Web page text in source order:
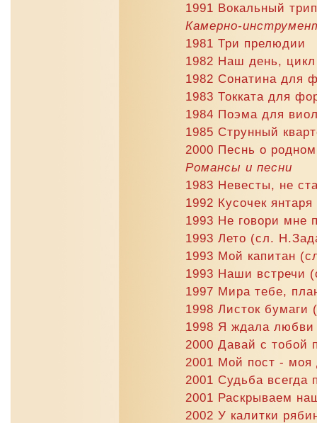
1991 Вокальный
Камерно-
1981 Три прелюдии
1982 Наш день,
1982 Сонатина для
1983 Токката для
1984 Поэма для
1985 Струнный
2000 Песнь о
Романсы и песни
1983 Невесты, не
1992 Кусочек
1993 Не говори мне
1993 Лето (сл.
1993 Мой капитан
1993 Наши встречи
1997 Мира тебе,
1998 Листок бумаги
1998 Я ждала
2000 Давай с тобой
2001 Мой пост - моя
2001 Судьба всегда
2001 Раскрываем
2002 У калитки